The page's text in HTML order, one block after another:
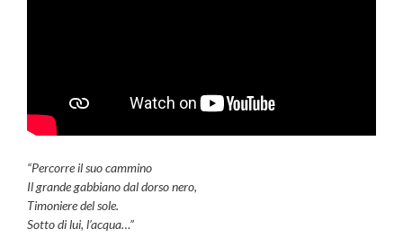
“Percorre il suo cammino
Il grande gabbiano dal dorso nero,
Timoniere del sole.
Sotto di lui, l’acqua…”